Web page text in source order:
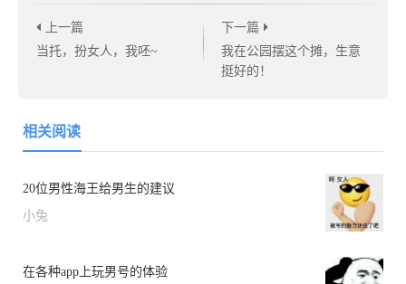
上一篇
当托，扮女人，我呸~
下一篇
我在公园摆这个摊，生意
挺好的！
相关阅读
20位男性海王给男生的建议
小兔
在各种app上玩男号的体验